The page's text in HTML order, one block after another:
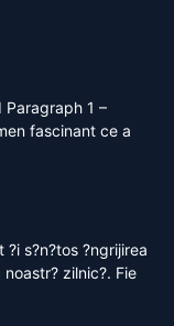
Paragraph 1 –
fascinant ce a
s?n?tos ?ngrijirea
zilnic?. Fie